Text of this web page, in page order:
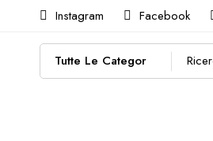
Instagram Facebook